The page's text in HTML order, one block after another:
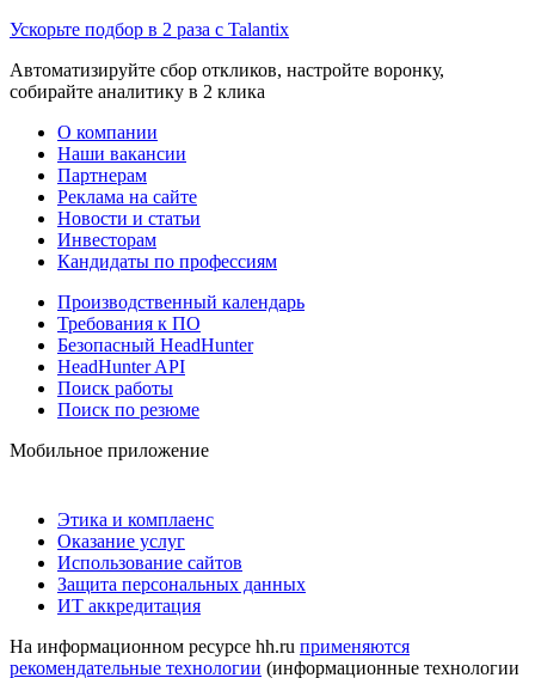
Ускорьте подбор в 2 раза с Talantix
Автоматизируйте сбор откликов, настройте воронку,
собирайте аналитику в 2 клика
О компании
Наши вакансии
Партнерам
Реклама на сайте
Новости и статьи
Инвесторам
Кандидаты по профессиям
Производственный календарь
Требования к ПО
Безопасный HeadHunter
HeadHunter API
Поиск работы
Поиск по резюме
Мобильное приложение
Этика и комплаенс
Оказание услуг
Использование сайтов
Защита персональных данных
ИТ аккредитация
На информационном ресурсе hh.ru применяются
рекомендательные технологии (информационные технологии